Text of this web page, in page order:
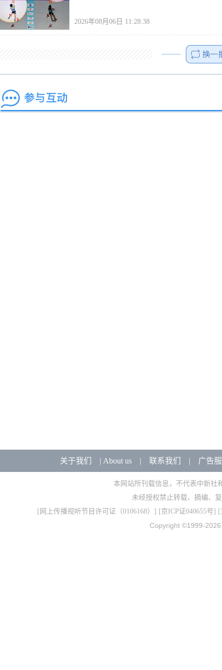
2026年08月06日 11:28:38
关于我们 | About us| 联系我们 | 广告
本网站所刊载信息，不代表中新社
未经授权禁止转载、摘编、
[ 网上传播视听节目许可证（0106168） ] [京ICP证040655号] [
Copyright ©1999-